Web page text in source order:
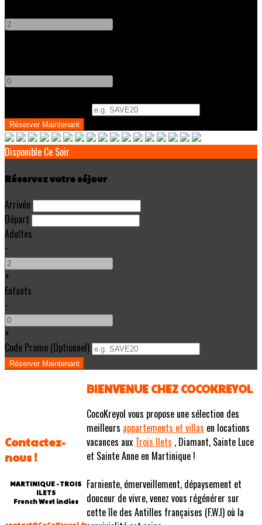
Disponible Ce Soir
Réservez votre séjour
Arrivée
Départ
Adultes
-
+
Enfants
-
+
Code Promo (Optionnel)
Contactez-
nous !
MARTINIQUE - TROIS
ILETS
French West indies
BIENVENUE CHEZ COCOKREYOL
CocoKreyol vous propose une sélection des
meilleurs appartements et villas en locations
vacances aux Trois Ilets , Diamant, Sainte Luce
et Sainte Anne en Martinique !
Farniente, émerveillement, dépaysement et
douceur de vivre, venez vous régénérer sur
cette île des Antilles françaises (F.W.I) où la